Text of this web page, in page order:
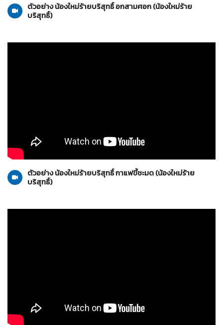
ตัวอย่าง น้องใหม่ร้ายบริสุทธิ์ อกสามศอก (น้องใหม่ร้าย
บริสุทธิ์)
22-05-2553
ตัวอย่าง น้องใหม่ร้ายบริสุทธิ์ กาแฟขี้ชะมด (น้องใหม่ร้าย
บริสุทธิ์)
24-04-2553